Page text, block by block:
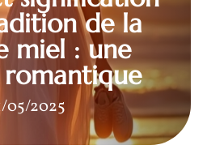
de la
miel : une
05/2025